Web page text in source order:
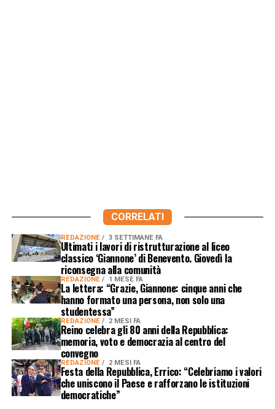
CORRELATI
REDAZIONE 3 SETTIMANE FA
Ultimati i lavori di ristrutturazione al liceo
classico ‘Giannone’ di Benevento. Giovedì la
riconsegna alla comunità
REDAZIONE 1 MESE FA
La lettera: “Grazie, Giannone: cinque anni che
hanno formato una persona, non solo una
studentessa”
REDAZIONE 2 MESI FA
Reino celebra gli 80 anni della Repubblica:
memoria, voto e democrazia al centro del
convegno
REDAZIONE 2 MESI FA
Festa della Repubblica, Errico: “Celebriamo i valori
che uniscono il Paese e rafforzano le istituzioni
democratiche”